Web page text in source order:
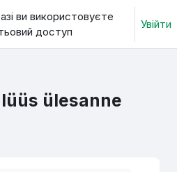
пошуку
ви використовуєте
доступ
Увійти
ülesanne